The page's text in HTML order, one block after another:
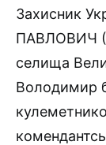
Захисник
ПАВЛОВИЧ
селища
Володимир